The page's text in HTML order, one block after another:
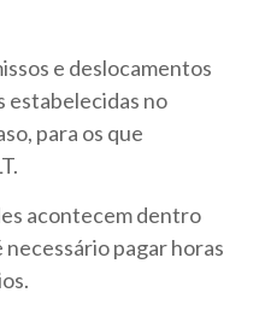
e deslocamentos
estabelecidas no
para os que
acontecem dentro
necessário pagar horas